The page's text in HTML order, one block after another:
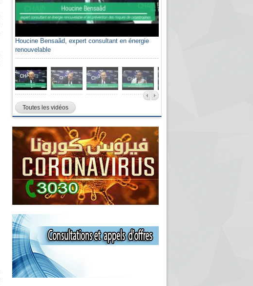
Houcine Bensaâd, expert consultant en énergie
renouvelable
Toutes les vidéos